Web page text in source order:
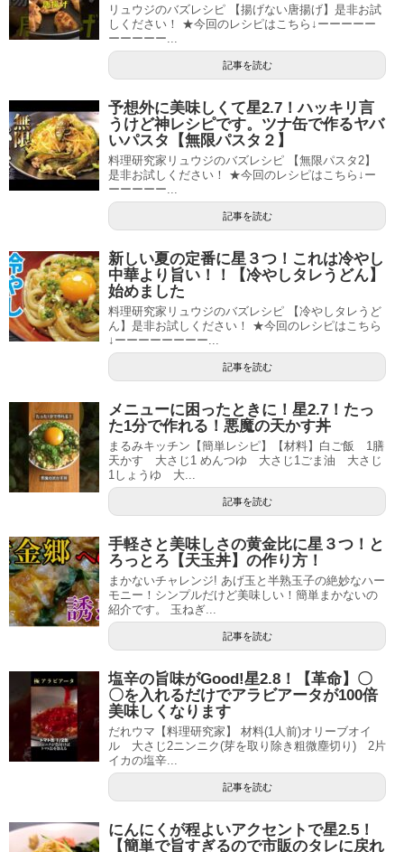
リュウジのバズレシピ 【揚げない唐揚げ】是非お試
しください！ ★今回のレシピはこちら↓ーーーーー
ーーーーー...
記事を読む
予想外に美味しくて星2.7！ハッキリ言
うけど神レシピです。ツナ缶で作るヤバ
いパスタ【無限パスタ２】
料理研究家リュウジのバズレシピ 【無限パスタ2】
是非お試しください！ ★今回のレシピはこちら↓ー
ーーーーー...
記事を読む
新しい夏の定番に星３つ！これは冷やし
中華より旨い！！【冷やしタレうどん】
始めました
料理研究家リュウジのバズレシピ 【冷やしタレうど
ん】是非お試しください！ ★今回のレシピはこちら
↓ーーーーーーーー...
記事を読む
メニューに困ったときに！星2.7！たっ
た1分で作れる！悪魔の天かす丼
まるみキッチン【簡単レシピ】【材料】白ご飯 1膳
天かす 大さじ1 めんつゆ 大さじ1ごま油 大さじ
1しょうゆ 大...
記事を読む
手軽さと美味しさの黄金比に星３つ！と
ろっとろ【天玉丼】の作り方！
まかないチャレンジ! あげ玉と半熟玉子の絶妙なハー
モニー！シンプルだけど美味しい！簡単まかないの
紹介です。 玉ねぎ...
記事を読む
塩辛の旨味がGood!星2.8！【革命】〇
〇を入れるだけでアラビアータが100倍
美味しくなります
だれウマ【料理研究家】 材料(1人前)オリーブオイ
ル 大さじ2ニンニク(芽を取り除き粗微塵切り) 2片
イカの塩辛...
記事を読む
にんにくが程よいアクセントで星2.5！
【簡単で旨すぎるので市販のタレに戻れ